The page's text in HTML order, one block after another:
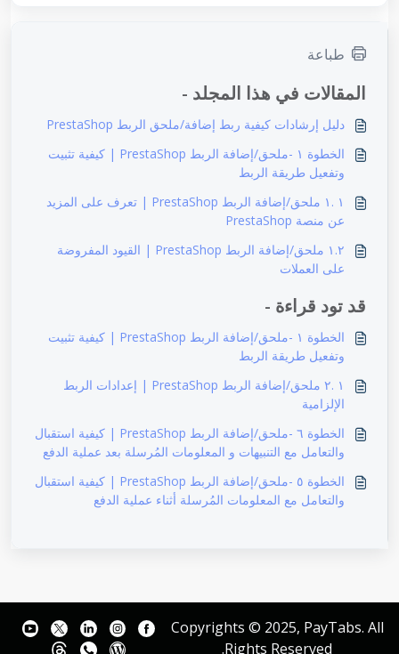
طباعة
المقالات في هذا المجلد -
دليل إرشادات كيفية ربط إضافة/ملحق الربط PrestaShop
الخطوة ١ -ملحق/إضافة الربط PrestaShop | كيفية تثبيت
وتفعيل طريقة الربط
١ .١ ملحق/إضافة الربط PrestaShop | تعرف على المزيد
عن منصة PrestaShop
١.٢ ملحق/إضافة الربط PrestaShop | القيود المفروضة
على العملات
قد تود قراءة -
الخطوة ١ -ملحق/إضافة الربط PrestaShop | كيفية تثبيت
وتفعيل طريقة الربط
١ .٢ ملحق/إضافة الربط PrestaShop | إعدادات الربط
الإلزامية
الخطوة ٦ -ملحق/إضافة الربط PrestaShop | كيفية استقبال
والتعامل مع التنبيهات و المعلومات المُرسلة بعد عملية الدفع
الخطوة ٥ -ملحق/إضافة الربط PrestaShop | كيفية استقبال
والتعامل مع المعلومات المُرسلة أثناء عملية الدفع
Copyrights © 2025, PayTabs.
Rights Reserved.